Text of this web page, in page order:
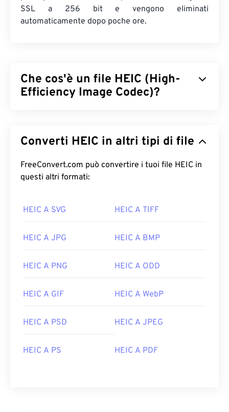
SSL a 256 bit e vengono eliminati
automaticamente dopo poche ore.
Che cos'è un file HEIC (High-
Efficiency Image Codec)?
iOS 11.Il vantaggio principale di HEIC è che occupa
compromettere la qualità dell'immagine. Sia HEIC
che HEIF si basano su
Come aprire un file HEIC?
HEIC si apre per impostazione predefinita su
come macOS macOS High Sierra
Windows, apri HEIC con
Zoner Photo Studio
XnView MP, che funziona su tutte le piattaforme.
Sviluppato da:
Moving Picture Experts Group
Converti HEIC in altri tipi di file
FreeConvert.com può convertire i tuoi file HEIC in
questi altri formati:
HEIC A SVG HEIC A TIFF
HEIC A JPG HEIC A BMP
HEIC A PNG HEIC A ODD
HEIC A GIF HEIC A WebP
HEIC A PSD HEIC A JPEG
HEIC A PS HEIC A PDF